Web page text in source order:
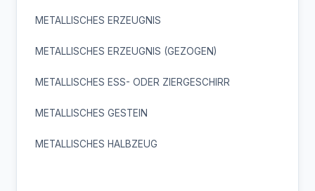
METALLISCHES ERZEUGNIS
METALLISCHES ERZEUGNIS (GEZOGEN)
METALLISCHES ESS- ODER ZIERGESCHIRR
METALLISCHES GESTEIN
METALLISCHES HALBZEUG